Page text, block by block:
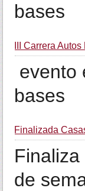
bases
III Carrera
evento
bases
Finalizada
de